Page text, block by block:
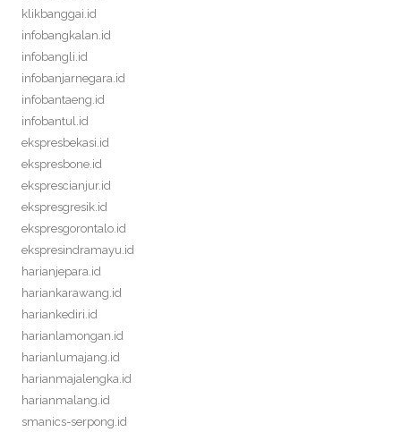
klikbanggai.id
infobangkalan.id
infobangli.id
infobanjarnegara.id
infobantaeng.id
infobantul.id
ekspresbekasi.id
ekspresbone.id
eksprescianjur.id
ekspresgresik.id
ekspresgorontalo.id
ekspresindramayu.id
harianjepara.id
hariankarawang.id
hariankediri.id
harianlamongan.id
harianlumajang.id
harianmajalengka.id
harianmalang.id
smanics-serpong.id